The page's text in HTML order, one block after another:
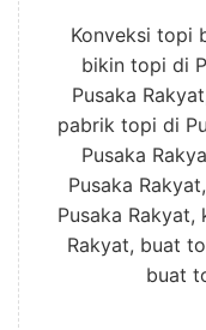
Konveksi topi
bikin topi di
Pusaka
pabrik topi di
Pusaka
Pusaka
Pusaka
Rakyat, buat
buat